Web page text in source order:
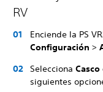
RV
Enciende la PS
Configuración >
Selecciona Casco
siguientes